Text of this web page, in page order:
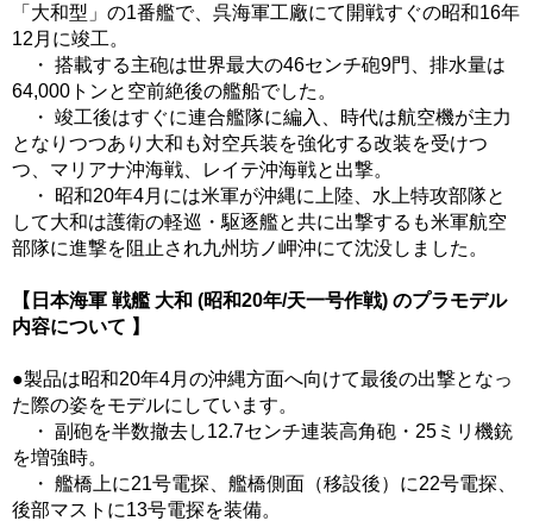
「大和型」の1番艦で、呉海軍工廠にて開戦すぐの昭和16年
12月に竣工。
・ 搭載する主砲は世界最大の46センチ砲9門、排水量は
64,000トンと空前絶後の艦船でした。
・ 竣工後はすぐに連合艦隊に編入、時代は航空機が主力
となりつつあり大和も対空兵装を強化する改装を受けつ
つ、マリアナ沖海戦、レイテ沖海戦と出撃。
・ 昭和20年4月には米軍が沖縄に上陸、水上特攻部隊と
して大和は護衛の軽巡・駆逐艦と共に出撃するも米軍航空
部隊に進撃を阻止され九州坊ノ岬沖にて沈没しました。
【日本海軍 戦艦 大和 (昭和20年/天一号作戦) のプラモデル
内容について 】
●製品は昭和20年4月の沖縄方面へ向けて最後の出撃となっ
た際の姿をモデルにしています。
・ 副砲を半数撤去し12.7センチ連装高角砲・25ミリ機銃
を増強時。
・ 艦橋上に21号電探、艦橋側面（移設後）に22号電探、
後部マストに13号電探を装備。